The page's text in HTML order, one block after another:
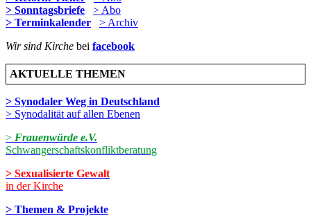
> Sonntagsbriefe
> Abo
> Terminkalender
> Archiv
Wir sind Kirche bei facebook
AKTUELLE THEMEN
> Synodaler Weg in Deutschland
> Synodalität auf allen Ebenen
> Frauenwürde e.V.
Schwangerschaftskonfliktberatung
> Sexualisierte Gewalt
in der Kirche
> Themen & Projekte